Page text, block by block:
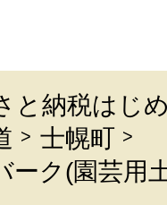
と納税はじ
士幌町
ーク(園芸用